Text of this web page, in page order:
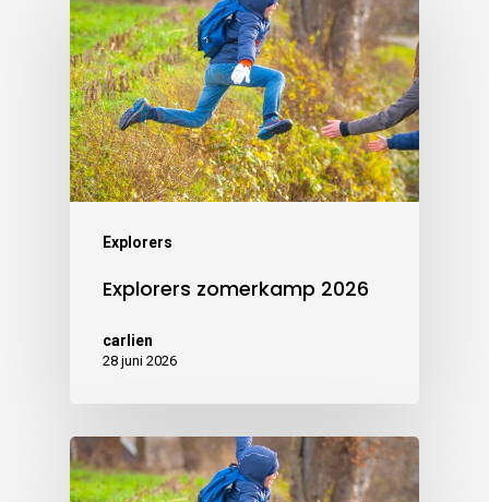
Explorers
Explorers zomerkamp 2026
carlien
28 juni 2026